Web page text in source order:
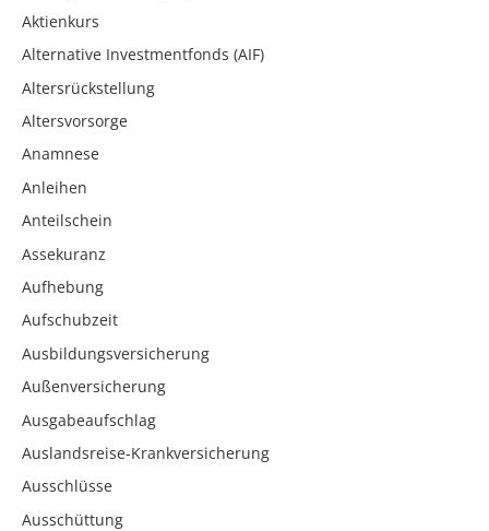
Aktienkurs
Alternative Investmentfonds (AIF)
Altersrückstellung
Altersvorsorge
Anamnese
Anleihen
Anteilschein
Assekuranz
Aufhebung
Aufschubzeit
Ausbildungsversicherung
Außenversicherung
Ausgabeaufschlag
Auslandsreise-Krankversicherung
Ausschlüsse
Ausschüttung